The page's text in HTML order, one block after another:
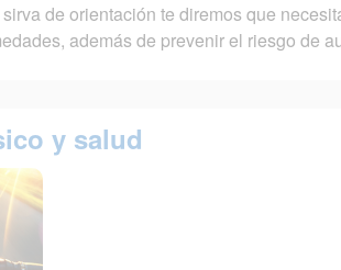
de orientación te diremos que
además de prevenir el riesgo de
y salud